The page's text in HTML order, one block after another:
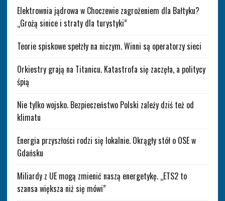
Elektrownia jądrowa w Choczewie zagrożeniem dla Bałtyku?
„Grożą sinice i straty dla turystyki”
Teorie spiskowe spełzły na niczym. Winni są operatorzy sieci
Orkiestry grają na Titanicu. Katastrofa się zaczęła, a politycy
śpią
Nie tylko wojsko. Bezpieczeństwo Polski zależy dziś też od
klimatu
Energia przyszłości rodzi się lokalnie. Okrągły stół o OSE w
Gdańsku
Miliardy z UE mogą zmienić naszą energetykę. „ETS2 to
szansa większa niż się mówi”